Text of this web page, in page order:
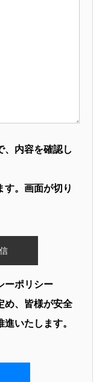
内容を確認し
。画面が切り
ーポリシー
め、皆様が安全
いたします。